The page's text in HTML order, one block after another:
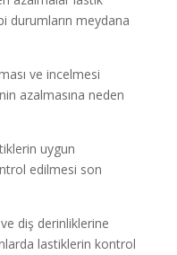
durumların meydana
ve incelmesi
azalmasına neden
uygun
edilmesi son
ve diş derinliklerine
lastiklerin kontrol